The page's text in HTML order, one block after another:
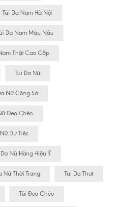
Túi Da Nam Hà Nội
Da Nam Màu Nâu
Thật Cao Cấp
Túi Da Nữ
Nữ Công Sở
Đeo Chéo
Dự Tiệc
Da Nữ Hàng Hiệu Ý
Nữ Thời Trang Tui Da That
Túi Đeo Chéo